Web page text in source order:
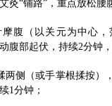
灸“铺路”，重点放松腰
腹（以关元为中心
腹部起伏，持续2分钟
两侧（或手掌根揉按）
1分钟；